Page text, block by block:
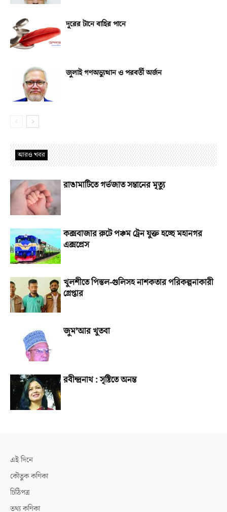
দূরের টানে বাহির পানে
জুলাই গণঅভ্যুত্থান ও পরবর্তী অর্জন
আরও খবর
রাঙামাটিতে গর্ভজাত সন্তানের মৃত্যু
কক্সবাজার রুটে পঞ্চম ট্রেন যুক্ত হচ্ছে মহানগর
এক্সপ্রেস
খুলশীতে পিস্তল-গুলিসহ নাশকতার পরিকল্পনাকারী
গ্রেপ্তার
জুম’আর খুতবা
রবীন্দ্রনাথ : সৃষ্টিতে অনন্ত
এই দিনে
কৌতুক কণিকা
চিঠিপত্র
তথ্য কণিকা